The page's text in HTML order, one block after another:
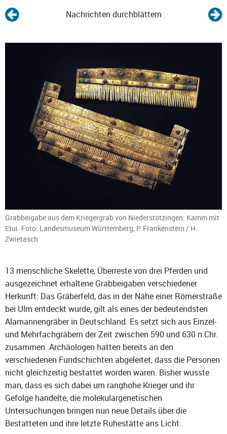
Nachrichten durchblättern
Grabbeigabe aus dem Kriegergrab von Niederstotzingen: Kamm mit
Etui. Foto: Landesmuseum Württemberg, P. Frankenstein / H.
Zwietasch
13 menschliche Skelette, Überreste von drei Pferden und
ausgezeichnet erhaltene Grabbeigaben verschiedener
Herkunft: Das Gräberfeld, das in der Nähe einer Römerstraße
bei Ulm entdeckt wurde, gilt als eines der bedeutendsten
Alamannengräber in Deutschland. Es setzt sich aus Einzel-
und Mehrfachgräbern der Zeit zwischen 590 und 630 n.Chr.
zusammen. Archäologen hatten bereits an den
verschiedenen Fundschichten abgeleitet, dass die Personen
nicht gleichzeitig bestattet worden waren. Bisher wusste
man, dass es sich dabei um ranghohe Krieger und ihr
Gefolge handelte, die molekulargenetischen
Untersuchungen bringen nun neue Details über die
Bestatteten und ihre letzte Ruhestätte ans Licht.